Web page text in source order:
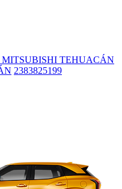
MITSUBISHI TEHUACÁN
2383825199